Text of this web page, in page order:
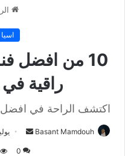
اسيا
10 من افضل
راقية
اكتشف الراحة في افضل
Basant Mamdouh
أرسل
بريدا
يوليو
0